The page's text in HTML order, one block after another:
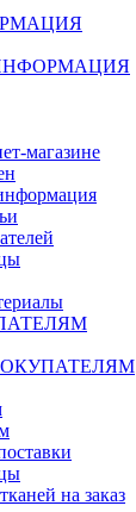
магазине
на заказ